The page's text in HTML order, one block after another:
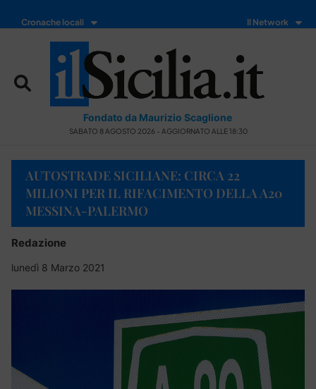
Cronache locali Il Network
Fondato da Maurizio Scaglione
SABATO 8 AGOSTO 2026 - AGGIORNATO ALLE 18:30
AUTOSTRADE SICILIANE: CIRCA 22
MILIONI PER IL RIFACIMENTO DELLA A20
MESSINA-PALERMO
Redazione
lunedì 8 Marzo 2021